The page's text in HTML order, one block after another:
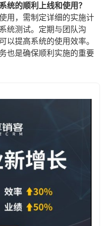
统的顺利上线和使用？
用，需制定详细的实施计
统测试。定期与团队沟
以提高系统的使用效率。
也是确保顺利实施的重要